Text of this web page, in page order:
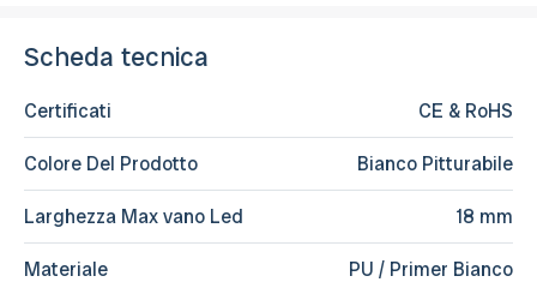
Scheda tecnica
Certificati CE & RoHS
Colore Del Prodotto Bianco Pitturabile
Larghezza Max vano Led 18 mm
Materiale PU / Primer Bianco